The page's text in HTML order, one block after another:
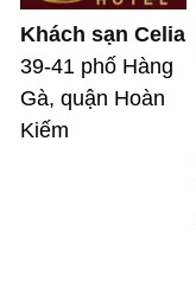
Khách sạn Celia
39-41 phố Hàng
Gà, quận Hoàn
Kiếm